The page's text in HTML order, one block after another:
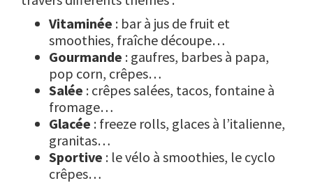
Vitaminée : bar à jus de fruit et
smoothies, fraîche découpe…
Gourmande : gaufres, barbes à papa,
pop corn, crêpes…
Salée : crêpes salées, tacos, fontaine à
fromage…
Glacée : freeze rolls, glaces à l’italienne,
granitas…
Sportive : le vélo à smoothies, le cyclo
crêpes…